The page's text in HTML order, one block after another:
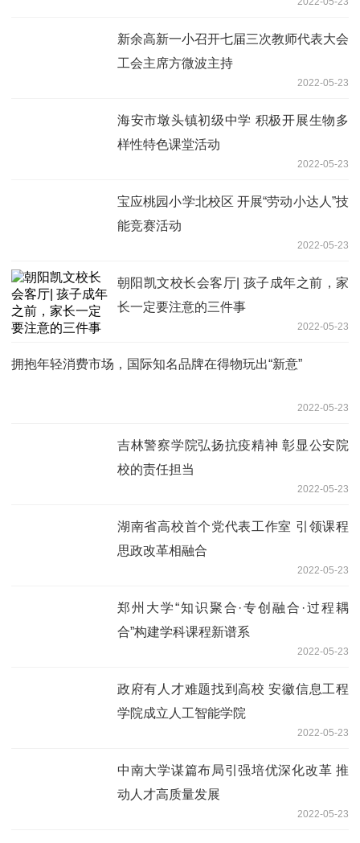
新余高新一小召开七届三次教师代表大会
工会主席方微波主持
2022-05-23
海安市墩头镇初级中学 积极开展生物多
样性特色课堂活动
2022-05-23
宝应桃园小学北校区 开展“劳动小达人”技
能竞赛活动
2022-05-23
朝阳凯文校长会客厅| 孩子成年之前，家
长一定要注意的三件事
2022-05-23
拥抱年轻消费市场，国际知名品牌在得物玩出“新意”
2022-05-23
吉林警察学院弘扬抗疫精神 彰显公安院
校的责任担当
2022-05-23
湖南省高校首个党代表工作室 引领课程
思政改革相融合
2022-05-23
郑州大学“知识聚合·专创融合·过程耦
合”构建学科课程新谱系
2022-05-23
政府有人才难题找到高校 安徽信息工程
学院成立人工智能学院
2022-05-23
中南大学谋篇布局引强培优深化改革 推
动人才高质量发展
2022-05-23